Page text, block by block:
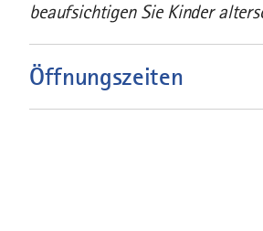
beaufsichtigen Sie Kinder
Öffnungszeiten